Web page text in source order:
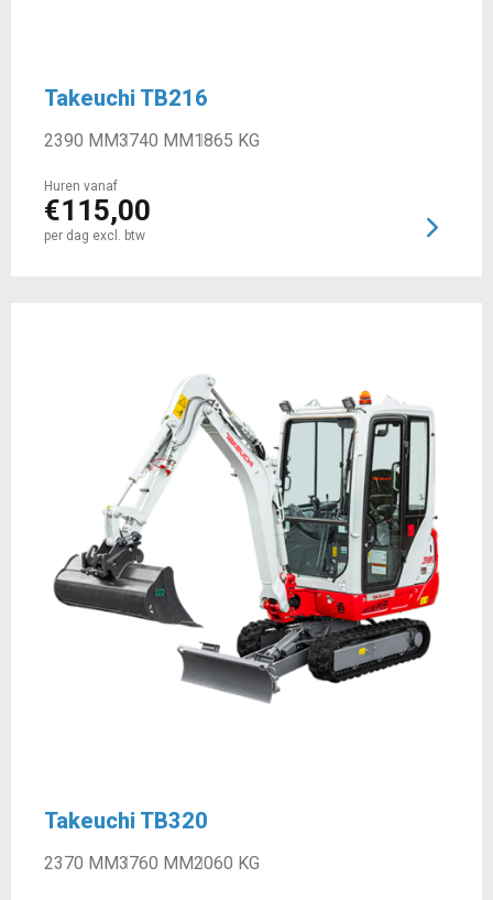
Takeuchi TB216
2390 MM3740 MM1865 KG
Huren vanaf
€115,00
per dag excl. btw
Takeuchi TB320
2370 MM3760 MM2060 KG